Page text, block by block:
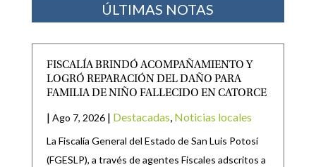
ÚLTIMAS NOTAS
FISCALÍA BRINDÓ ACOMPAÑAMIENTO Y
LOGRÓ REPARACIÓN DEL DAÑO PARA
FAMILIA DE NIÑO FALLECIDO EN CATORCE
| Ago 7, 2026 | Destacadas, Noticias locales
La Fiscalía General del Estado de San Luis Potosí
(FGESLP), a través de agentes Fiscales adscritos a